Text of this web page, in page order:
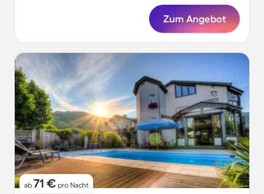
Zum Angebot
ab 71 € pro Nacht